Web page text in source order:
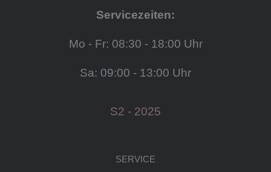
Servicezeiten:
Mo - Fr: 08:30 - 18:00 Uhr
Sa: 09:00 - 13:00 Uhr
S2 - 2025
SERVICE